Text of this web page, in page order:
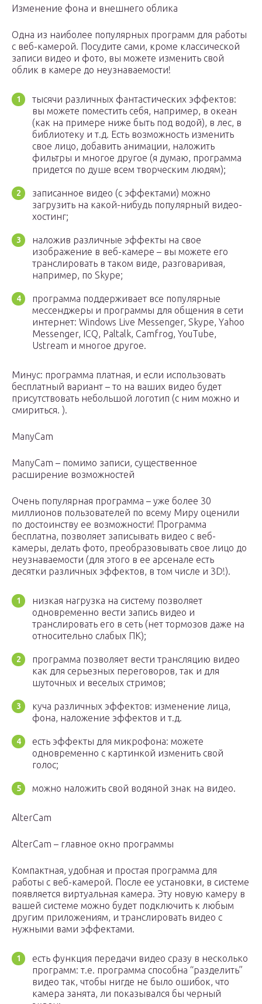
Изменение фона и внешнего облика
Одна из наиболее популярных программ для работы
с веб-камерой. Посудите сами, кроме классической
записи видео и фото, вы можете изменить свой
облик в камере до неузнаваемости!
тысячи различных фантастических эффектов:
вы можете поместить себя, например, в океан
(как на примере ниже быть под водой), в лес, в
библиотеку и т.д. Есть возможность изменить
свое лицо, добавить анимации, наложить
фильтры и многое другое (я думаю, программа
придется по душе всем творческим людям);
записанное видео (с эффектами) можно
загрузить на какой-нибудь популярный видео-
хостинг;
наложив различные эффекты на свое
изображение в веб-камере – вы можете его
транслировать в таком виде, разговаривая,
например, по Skype;
программа поддерживает все популярные
мессенджеры и программы для общения в сети
интернет: Windows Live Messenger, Skype, Yahoo
Messenger, ICQ, Paltalk, Camfrog, YouTube,
Ustream и многое другое.
Минус: программа платная, и если использовать
бесплатный вариант – то на ваших видео будет
присутствовать небольшой логотип (с ним можно и
смириться. ).
ManyCam
ManyCam – помимо записи, существенное
расширение возможностей
Очень популярная программа – уже более 30
миллионов пользователей по всему Миру оценили
по достоинству ее возможности! Программа
бесплатна, позволяет записывать видео с веб-
камеры, делать фото, преобразовывать свое лицо до
неузнаваемости (для этого в ее арсенале есть
десятки различных эффектов, в том числе и 3D!).
низкая нагрузка на систему позволяет
одновременно вести запись видео и
транслировать его в сеть (нет тормозов даже на
относительно слабых ПК);
программа позволяет вести трансляцию видео
как для серьезных переговоров, так и для
шуточных и веселых стримов;
куча различных эффектов: изменение лица,
фона, наложение эффектов и т.д.
есть эффекты для микрофона: можете
одновременно с картинкой изменить свой
голос;
можно наложить свой водяной знак на видео.
AlterCam
AlterCam – главное окно программы
Компактная, удобная и простая программа для
работы с веб-камерой. После ее установки, в системе
появляется виртуальная камера. Эту новую камеру в
вашей системе можно будет подключить к любым
другим приложениям, и транслировать видео с
нужными вами эффектами.
есть функция передачи видео сразу в несколько
программ: т.е. программа способна “разделить”
видео так, чтобы нигде не было ошибок, что
камера занята, ли показывался бы черный